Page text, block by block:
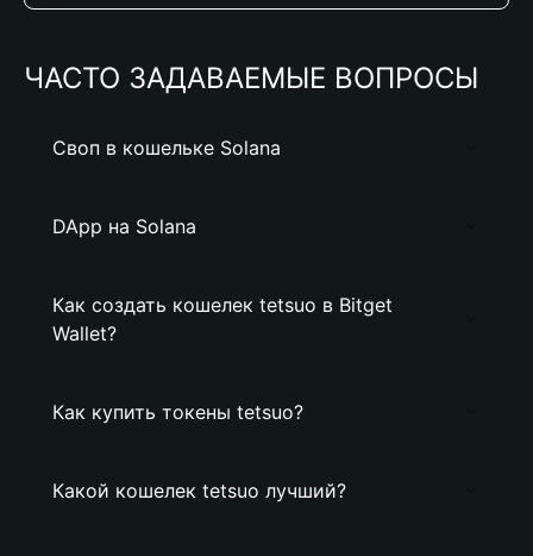
ЧАСТО ЗАДАВАЕМЫЕ ВОПРОСЫ
Своп в кошельке Solana
DApp на Solana
Как создать кошелек tetsuo в Bitget
Wallet?
Как купить токены tetsuo?
Какой кошелек tetsuo лучший?